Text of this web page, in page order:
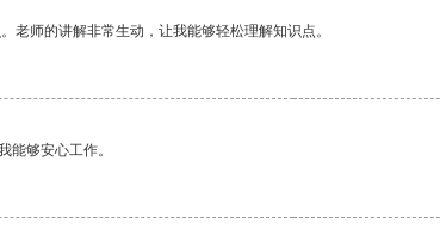
老师的讲解非常生动，让我能够轻松理解知识点。
能够安心工作。